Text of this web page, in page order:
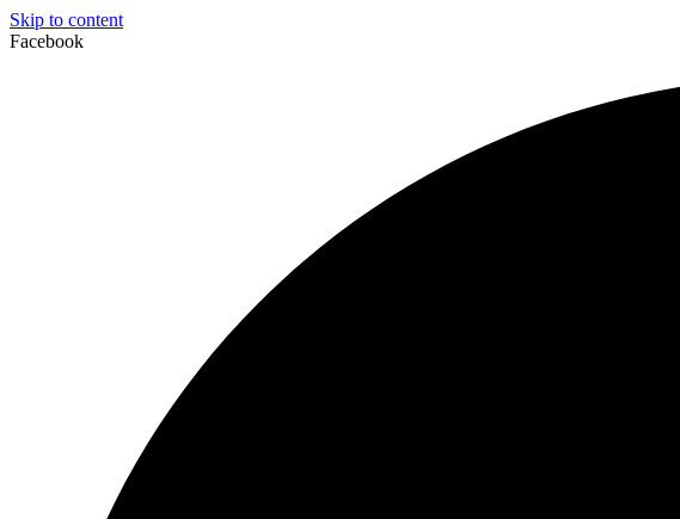
Skip to content
Facebook